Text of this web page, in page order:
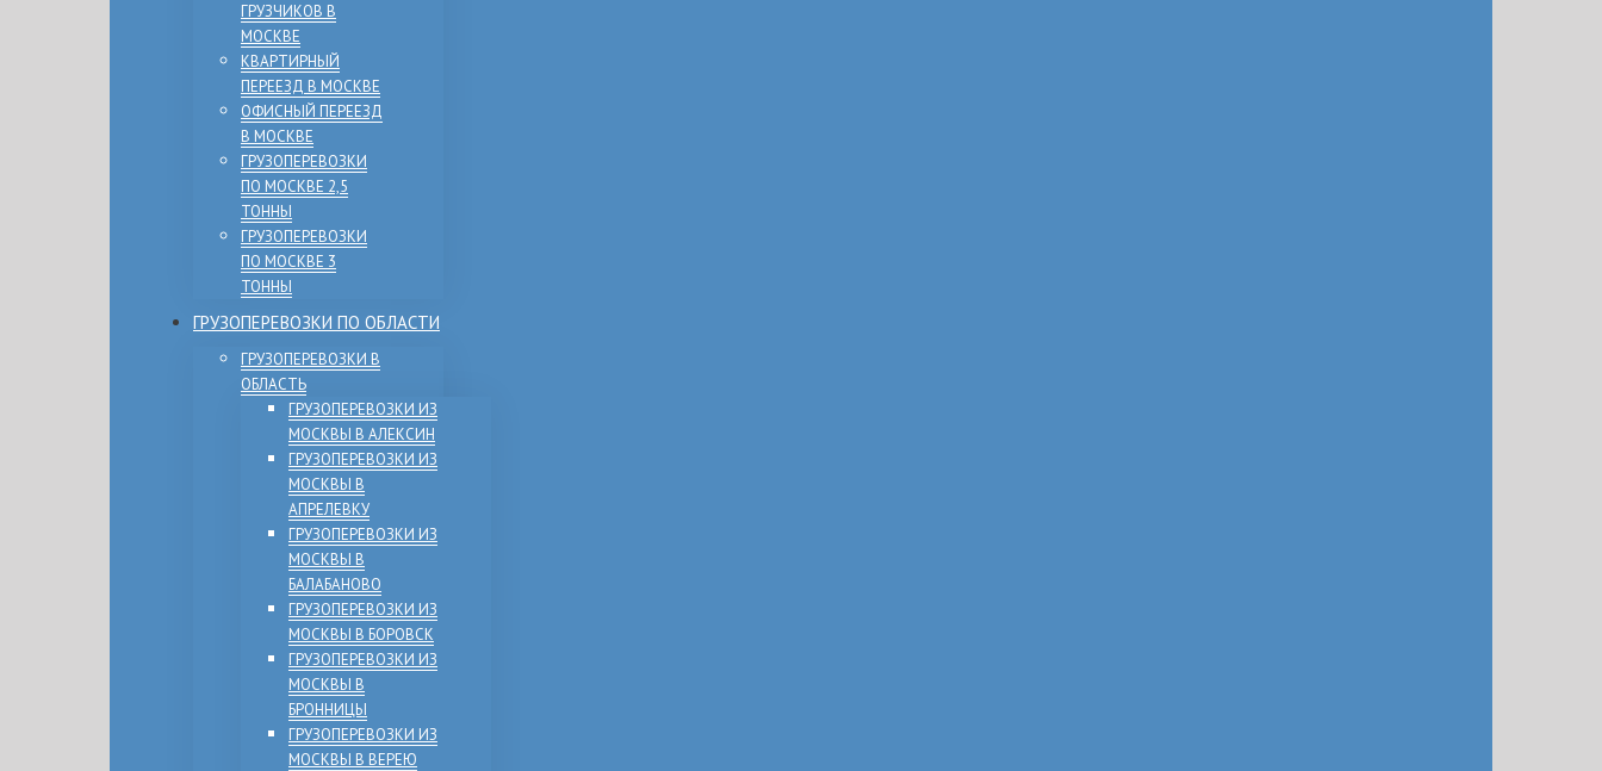
ГРУЗЧИКОВ В
МОСКВЕ
КВАРТИРНЫЙ
ПЕРЕЕЗД В МОСКВЕ
ОФИСНЫЙ ПЕРЕЕЗД
В МОСКВЕ
ГРУЗОПЕРЕВОЗКИ
ПО МОСКВЕ 2,5
ТОННЫ
ГРУЗОПЕРЕВОЗКИ
ПО МОСКВЕ 3
ТОННЫ
ГРУЗОПЕРЕВОЗКИ ПО ОБЛАСТИ
ГРУЗОПЕРЕВОЗКИ В
ОБЛАСТЬ
ГРУЗОПЕРЕВОЗКИ ИЗ
МОСКВЫ В АЛЕКСИН
ГРУЗОПЕРЕВОЗКИ ИЗ
МОСКВЫ В
АПРЕЛЕВКУ
ГРУЗОПЕРЕВОЗКИ ИЗ
МОСКВЫ В
БАЛАБАНОВО
ГРУЗОПЕРЕВОЗКИ ИЗ
МОСКВЫ В БОРОВСК
ГРУЗОПЕРЕВОЗКИ ИЗ
МОСКВЫ В
БРОННИЦЫ
ГРУЗОПЕРЕВОЗКИ ИЗ
МОСКВЫ В ВЕРЕЮ